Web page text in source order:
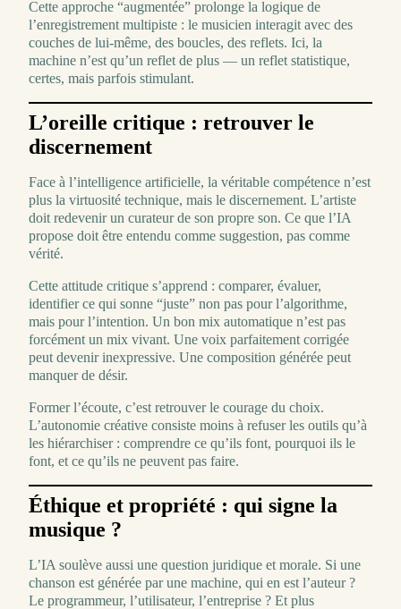
Cette approche “augmentée” prolonge la logique de
l’enregistrement multipiste : le musicien interagit avec des
couches de lui-même, des boucles, des reflets. Ici, la
machine n’est qu’un reflet de plus — un reflet statistique,
certes, mais parfois stimulant.
L’oreille critique : retrouver le
discernement
Face à l’intelligence artificielle, la véritable compétence n’est
plus la virtuosité technique, mais le discernement. L’artiste
doit redevenir un curateur de son propre son. Ce que l’IA
propose doit être entendu comme suggestion, pas comme
vérité.
Cette attitude critique s’apprend : comparer, évaluer,
identifier ce qui sonne “juste” non pas pour l’algorithme,
mais pour l’intention. Un bon mix automatique n’est pas
forcément un mix vivant. Une voix parfaitement corrigée
peut devenir inexpressive. Une composition générée peut
manquer de désir.
Former l’écoute, c’est retrouver le courage du choix.
L’autonomie créative consiste moins à refuser les outils qu’à
les hiérarchiser : comprendre ce qu’ils font, pourquoi ils le
font, et ce qu’ils ne peuvent pas faire.
Éthique et propriété : qui signe la
musique ?
L’IA soulève aussi une question juridique et morale. Si une
chanson est générée par une machine, qui en est l’auteur ?
Le programmeur, l’utilisateur, l’entreprise ? Et plus